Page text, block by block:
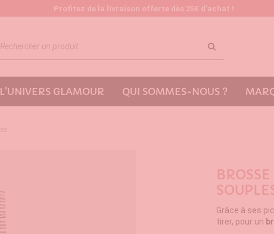
Profitez de la livraison offerte dès 25€ d’achat !
L'UNIVERS GLAMOUR QUI SOMMES-NOUS ?
Grâce à ses
tirer, pour un